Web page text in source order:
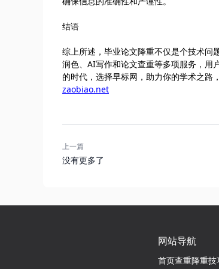
结语
综上所述，毕业论文降重不仅是个技术问
润色、AI写作和论文查重等多项服务，用
的时代，选择早标网，助力你的学术之路
zaobiao.net
上一篇
没有更多了
网站导航
首页查重降重技